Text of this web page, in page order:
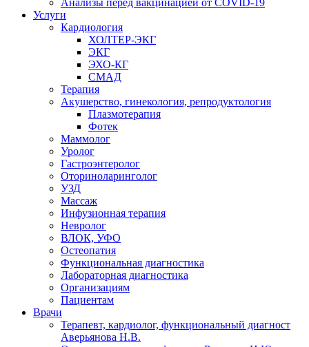
Анализы перед вакцинацией от COVID-19
Услуги
Кардиология
ХОЛТЕР-ЭКГ
ЭКГ
ЭХО-КГ
СМАД
Терапия
Акушерство, гинекология, репродуктология
Плазмотерапия
Фотек
Маммолог
Уролог
Гастроэнтеролог
Оториноларинголог
УЗД
Массаж
Инфузионная терапия
Невролог
ВЛОК, УФО
Остеопатия
Функциональная диагностика
Лабораторная диагностика
Организациям
Пациентам
Врачи
Терапевт, кардиолог, функциональный диагност
Аверьянова Н.В.